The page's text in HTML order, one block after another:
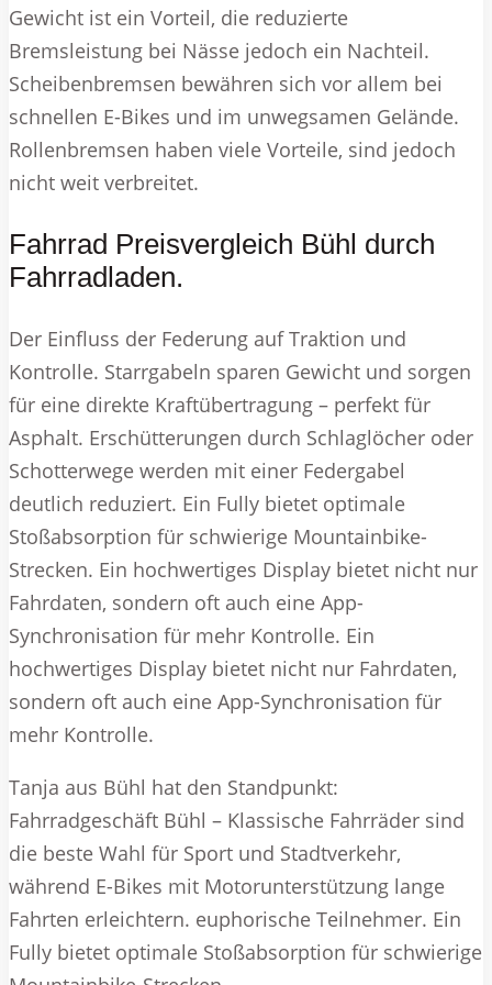
Gewicht ist ein Vorteil, die reduzierte
Bremsleistung bei Nässe jedoch ein Nachteil.
Scheibenbremsen bewähren sich vor allem bei
schnellen E-Bikes und im unwegsamen Gelände.
Rollenbremsen haben viele Vorteile, sind jedoch
nicht weit verbreitet.
Fahrrad Preisvergleich Bühl durch
Fahrradladen.
Der Einfluss der Federung auf Traktion und
Kontrolle. Starrgabeln sparen Gewicht und sorgen
für eine direkte Kraftübertragung – perfekt für
Asphalt. Erschütterungen durch Schlaglöcher oder
Schotterwege werden mit einer Federgabel
deutlich reduziert. Ein Fully bietet optimale
Stoßabsorption für schwierige Mountainbike-
Strecken. Ein hochwertiges Display bietet nicht nur
Fahrdaten, sondern oft auch eine App-
Synchronisation für mehr Kontrolle. Ein
hochwertiges Display bietet nicht nur Fahrdaten,
sondern oft auch eine App-Synchronisation für
mehr Kontrolle.
Tanja aus Bühl hat den Standpunkt:
Fahrradgeschäft Bühl – Klassische Fahrräder sind
die beste Wahl für Sport und Stadtverkehr,
während E-Bikes mit Motorunterstützung lange
Fahrten erleichtern. euphorische Teilnehmer. Ein
Fully bietet optimale Stoßabsorption für schwierige